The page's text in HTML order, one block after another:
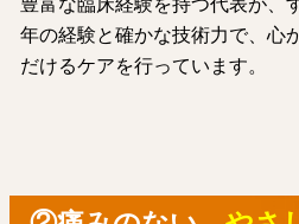
年の経験と確かな技術力で、心
だけるケアを行っています。